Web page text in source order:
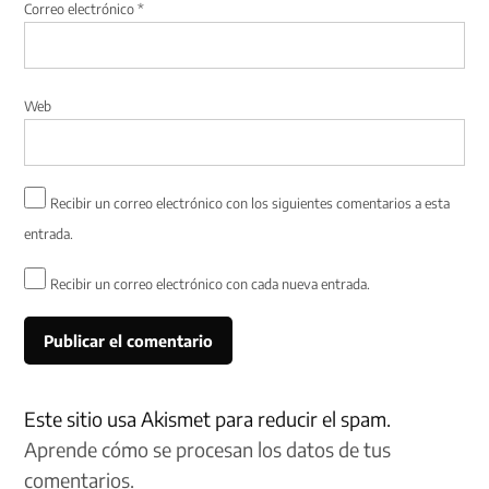
Correo electrónico*
Web
Recibir un correo electrónico con los siguientes comentarios a esta
entrada.
Recibir un correo electrónico con cada nueva entrada.
Este sitio usa Akismet para reducir el spam.
Aprende cómo se procesan los datos de tus
comentarios.